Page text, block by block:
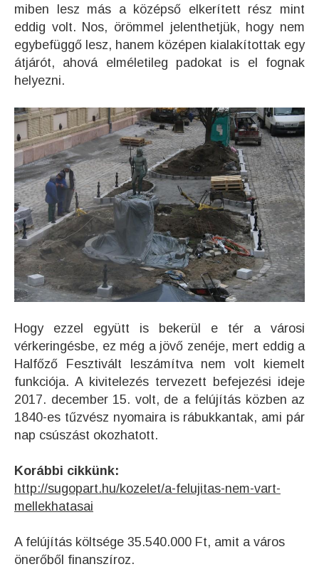
miben lesz más a középső elkerített rész mint
eddig volt. Nos, örömmel jelenthetjük, hogy nem
egybefüggő lesz, hanem középen kialakítottak egy
átjárót, ahová elméletileg padokat is el fognak
helyezni.
Hogy ezzel együtt is bekerül e tér a városi
vérkeringésbe, ez még a jövő zenéje, mert eddig a
Halfőző Fesztivált leszámítva nem volt kiemelt
funkciója. A kivitelezés tervezett befejezési ideje
2017. december 15. volt, de a felújítás közben az
1840-es tűzvész nyomaira is rábukkantak, ami pár
nap csúszást okozhatott.
Korábbi cikkünk:
http://sugopart.hu/kozelet/a-felujitas-nem-vart-
mellekhatasai
A felújítás költsége 35.540.000 Ft, amit a város
önerőből finanszíroz.